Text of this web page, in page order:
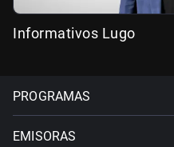
Informativos Lugo
PROGRAMAS
EMISORAS